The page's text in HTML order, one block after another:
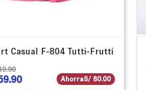
Casual F-804 Tutti-Frutti
.90
.90 AhorraS/ 80.00